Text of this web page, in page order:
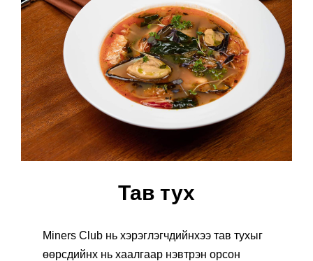
Тав тух
Miners Club нь хэрэглэгчдийнхээ тав тухыг
өөрсдийнх нь хаалгаар нэвтрэн орсон